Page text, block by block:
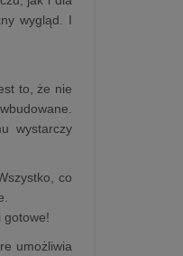
wygląd. I
to, że nie
wystarczy
co
gotowe!
umożliwia